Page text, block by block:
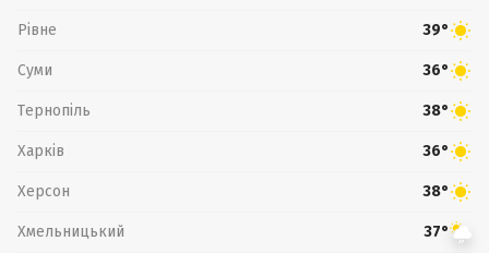
Рівне 39°
Суми 36°
Тернопіль 38°
Харків 36°
Херсон 38°
Хмельницький 37°